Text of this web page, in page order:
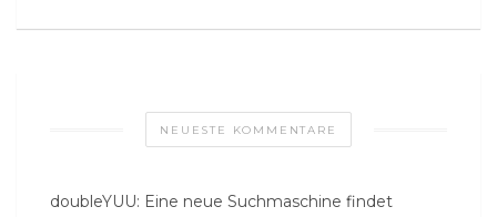
NEUESTE KOMMENTARE
doubleYUU: Eine neue Suchmaschine findet